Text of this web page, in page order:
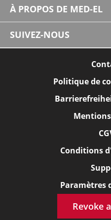
À PROPOS DE MED-EL
SUIVEZ-NOUS
Politique de
Conditions
Paramètres
Revoke